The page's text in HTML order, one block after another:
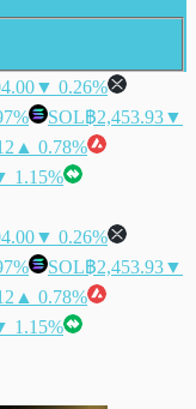
▼ 0.26%
SOL฿2,453.93▼
▲ 0.78%
1.15%
▼ 0.26%
SOL฿2,453.93▼
▲ 0.78%
1.15%